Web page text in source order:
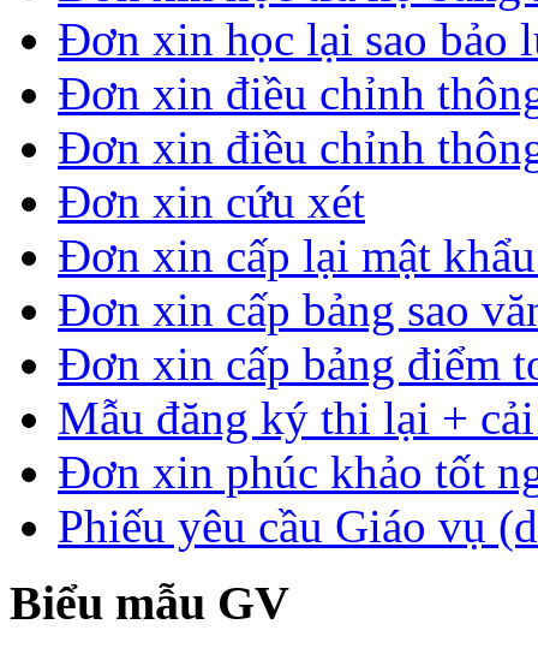
Đơn xin học lại sao bảo
Đơn xin điều chỉnh
Đơn xin điều chỉnh
Đơn xin cứu xét
Đơn xin cấp lại mật
Đơn xin cấp bảng sao
Đơn xin cấp bảng điểm
Mẫu đăng ký thi lại +
Đơn xin phúc khảo tốt
Phiếu yêu cầu Giáo vụ
Biểu mẫu GV